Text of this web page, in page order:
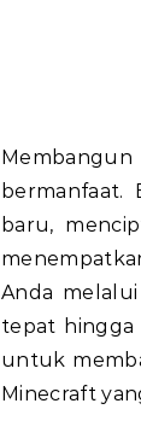
Membangun desa di Minecraft bisa menjadi upaya yang menarik dan
bermanfaat.
baru,
Anda
tepat hingga
untuk
Minecraft